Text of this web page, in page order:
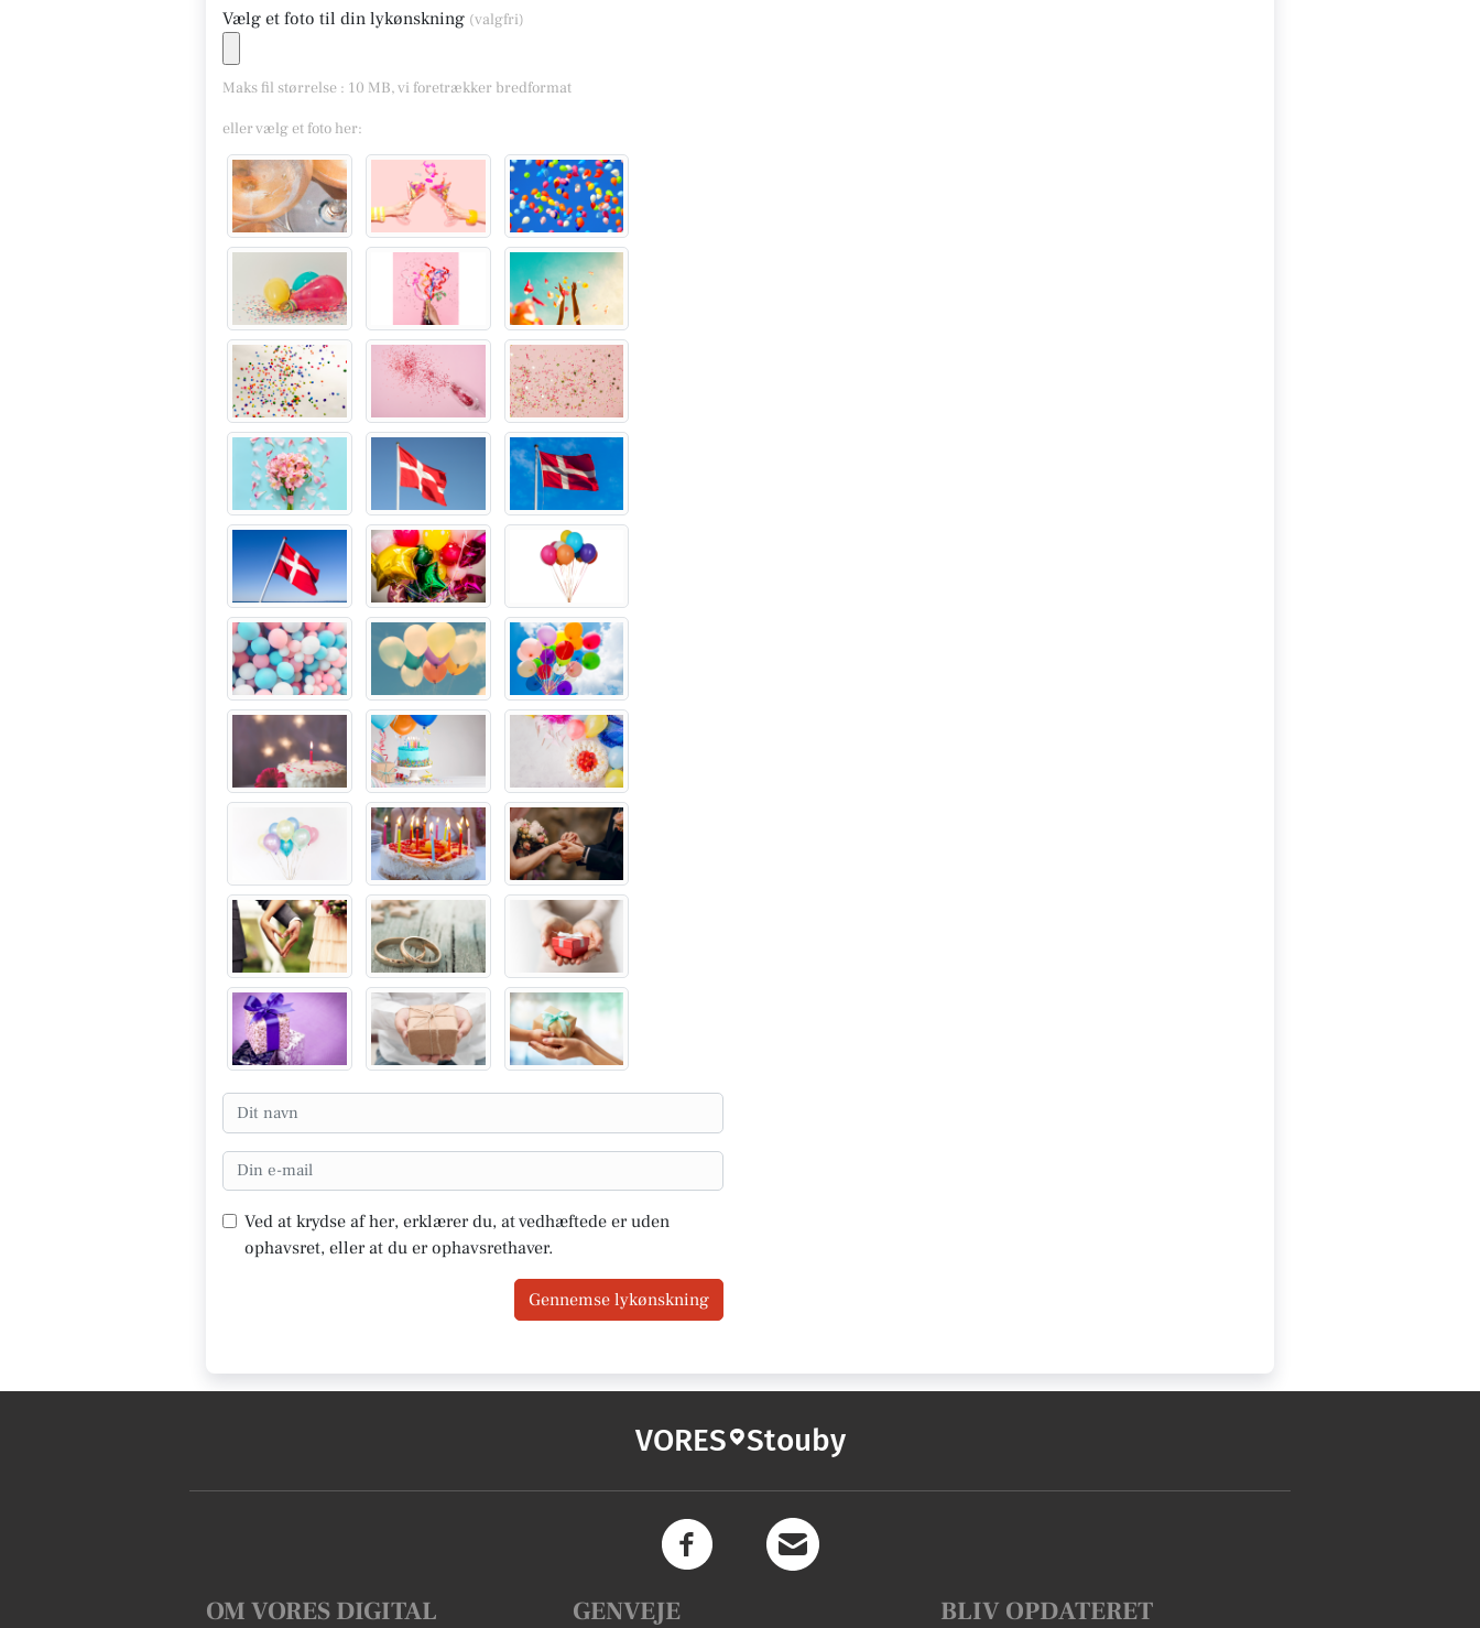
Vælg et foto til din lykønskning (valgfri)
Maks fil størrelse : 10 MB, vi foretrækker bredformat
eller vælg et foto her:
Ved at krydse af her, erklærer du, at vedhæftede er uden
ophavsret, eller at du er ophavsrethaver.
Gennemse lykønskning
VORES Stouby
OM VORES DIGITAL GENVEJE BLIV OPDATERET